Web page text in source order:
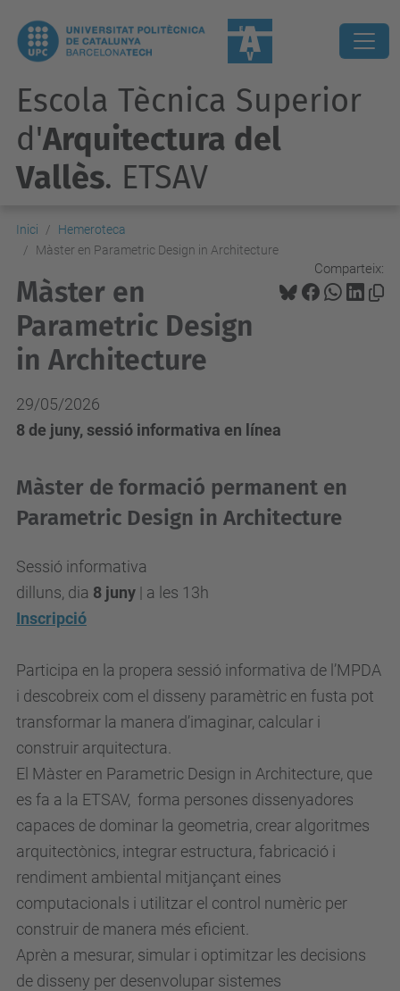
Escola Tècnica Superior
d'Arquitectura del
Vallès. ETSAV
Inici
Hemeroteca
Màster en Parametric Design in Architecture
Comparteix:
Màster en
Parametric Design
in Architecture
29/05/2026
8 de juny, sessió informativa en línea
Màster de formació permanent en
Parametric Design in Architecture
Sessió informativa
dilluns, dia 8 juny | a les 13h
Inscripció
Participa en la propera sessió informativa de l’MPDA
i descobreix com el disseny paramètric en fusta pot
transformar la manera d’imaginar, calcular i
construir arquitectura.
El Màster en Parametric Design in Architecture, que
es fa a la ETSAV, forma persones dissenyadores
capaces de dominar la geometria, crear algoritmes
arquitectònics, integrar estructura, fabricació i
rendiment ambiental mitjançant eines
computacionals i utilitzar el control numèric per
construir de manera més eficient.
Aprèn a mesurar, simular i optimitzar les decisions
de disseny per desenvolupar sistemes